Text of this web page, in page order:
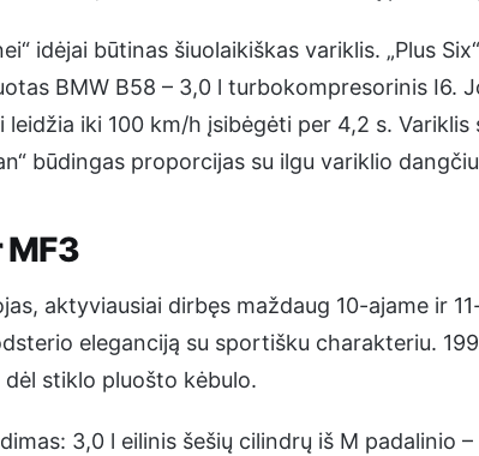
idėjai būtinas šiuolaikiškas variklis. „Plus
BMW B58 – 3,0 l turbokompresorinis I6.
leidžia iki 100 km/h įsibėgėti per 4,2 s.
būdingas proporcijas su ilgu variklio
aktyviausiai dirbęs maždaug 10-ajame ir
eleganciją su sportišku charakteriu.
stiklo pluošto kėbulo.
3,0 l eilinis šešių cilindrų iš M padalinio